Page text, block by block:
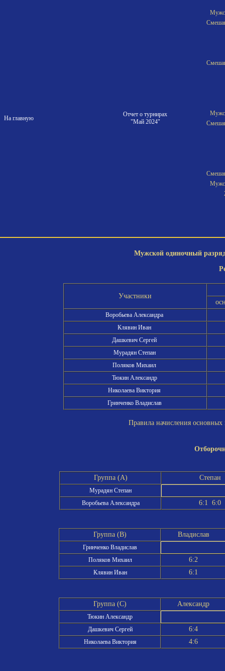
На главную
Отчет о турнирах
"Май 2024"
Мужской одиночный
Участники
Воробьева Александра
Клявин Иван
Дашкевич Сергей
Мурадян Степан
Поляков Михаил
Тюкин Александр
Николаева Виктория
Гринченко Владислав
Правила начисления
Группа (A) Степан
Мурадян Степан
Воробьева Александра
6:1 6:0
Группа (B) Владислав
Гринченко Владислав
Поляков Михаил
6:2
Клявин Иван 6:1
Группа (C) Александр
Тюкин Александр
Дашкевич Сергей
6:4
Николаева Виктория 4:6